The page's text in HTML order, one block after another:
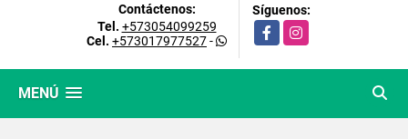
Contáctenos:
Tel. +573054099259
Cel. +573017977527-
Síguenos:
FacebookInstagram
MENÚ